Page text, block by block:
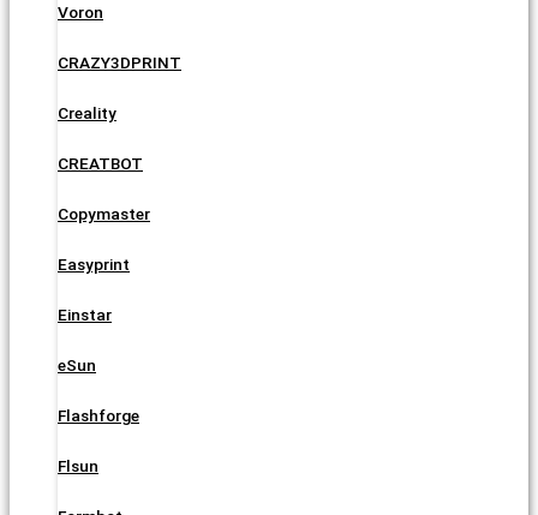
Voron
CRAZY3DPRINT
Creality
CREATBOT
Copymaster
Easyprint
Einstar
eSun
Flashforge
Flsun